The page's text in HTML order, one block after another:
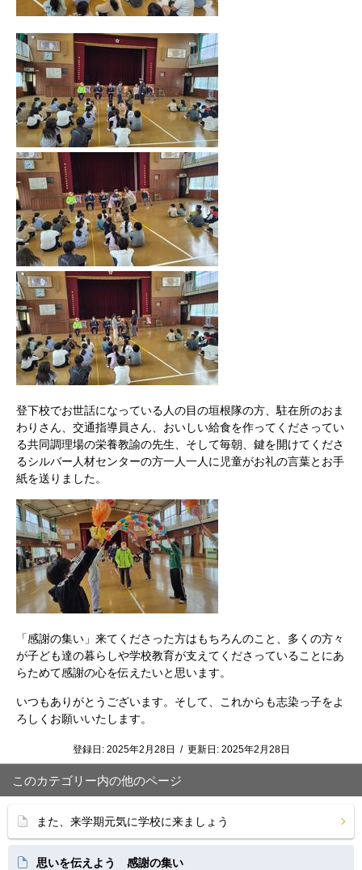
登下校でお世話になっている人の目の垣根隊の方、駐在所のおま
わりさん、交通指導員さん、おいしい給食を作ってくださってい
る共同調理場の栄養教諭の先生、そして毎朝、鍵を開けてくださ
るシルバー人材センターの方一人一人に児童がお礼の言葉とお手
紙を送りました。
「感謝の集い」来てくださった方はもちろんのこと、多くの方々
が子ども達の暮らしや学校教育が支えてくださっていることにあ
らためて感謝の心を伝えたいと思います。
いつもありがとうございます。そして、これからも志染っ子をよ
ろしくお願いいたします。
登録日: 2025年2月28日 / 更新日: 2025年2月28日
このカテゴリー内の他のページ
また、来学期元気に学校に来ましょう
思いを伝えよう 感謝の集い